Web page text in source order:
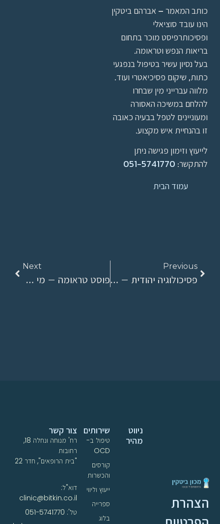
כותב המאמר – אברהם ביטקין
הינו עובד סוציאלי
ופסיכותרפיסט מוכר בתחום
בריאות הנפש וטראומה.
בעל נסיון עשיר בטיפול בנפגעי
כתות, שיקום פסיכיאטרי ועוד.
מלווה עברייני מין שבחרו
להלחם במשיכה האסורה
ומעוניינים לטפל בבעיה כאובה
זו בהנחיית איש מקצוע.
לייעוץ וזימון פגישה ניתן
להתקשר: 051-5741770
עמוד הבית
Previous
פסיכולוגיה יהודית – מהי?
Next
פוסט טראומה – מי זה שם בתוכי?
הצהרת
שירותים
טיפול ב-
OCD
קורסים
והכשרות
ייעוץ וליווי
ספרייה
בלוג
ניווט
מהיר
צור קשר
רח' מנוחה ונחלה 18,
רחובות
"בית הרופאים", חדר 22
דוא"ל:
clinic@bitkin.co.il
טל': 051-5741770